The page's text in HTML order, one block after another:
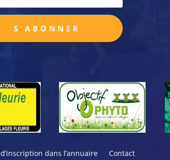
S'ABONNER
dans l’annuaire Contact